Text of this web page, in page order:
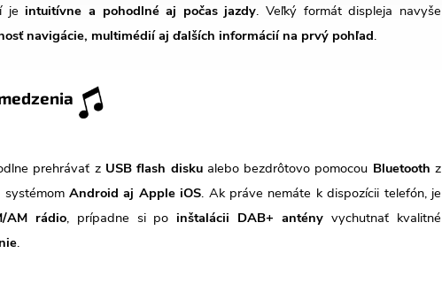
jeintuitívne a pohodlné aj počas jazdy. Veľký formát displeja navyše
navigácie, multimédií aj ďalších informácií na prvý pohľad.
prehrávať z USB flash diskualebo bezdrôtovo pomocou Bluetooth z
systémom Android aj Apple iOS. Ak práve nemáte k dispozícii telefón, je
AM rádio, prípadne si poinštalácii DAB+ antény vychutnať kvalitné
.